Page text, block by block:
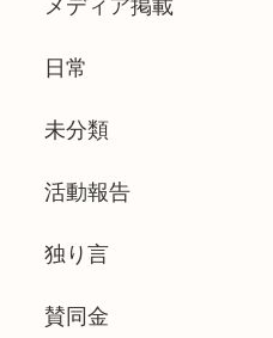
メディア掲載
日常
未分類
活動報告
独り言
賛同金